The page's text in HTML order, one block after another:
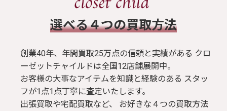
​選べる４つの買取方法
創業40年、年間買取25万点の信頼と実績がある クロ
ーゼットチャイルドは全国12店舗展開中。
お客様の大事なアイテムを知識と経験のある スタッ
フが1点1点丁寧に査定いたします。
出張買取や宅配買取など、 お好きな４つの買取方法